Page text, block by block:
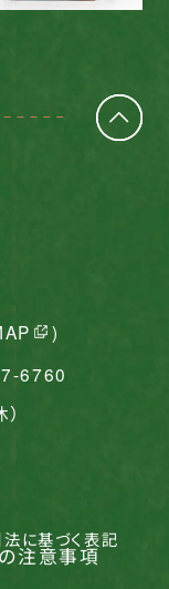
)
6760
に基づく表記
注意事項